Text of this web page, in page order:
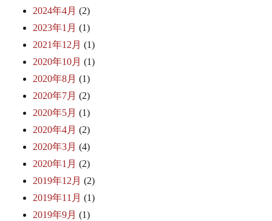
2024年4月 (2)
2023年1月 (1)
2021年12月 (1)
2020年10月 (1)
2020年8月 (1)
2020年7月 (2)
2020年5月 (1)
2020年4月 (2)
2020年3月 (4)
2020年1月 (2)
2019年12月 (2)
2019年11月 (1)
2019年9月 (1)